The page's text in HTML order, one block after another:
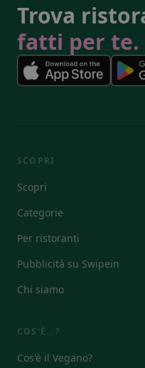
Trova
fatti per te.
SCOPRI
Scopri
Categorie
Per ristoranti
Pubblicità su Swipein
Chi siamo
COS'È...?
Cos'è il Vegano?